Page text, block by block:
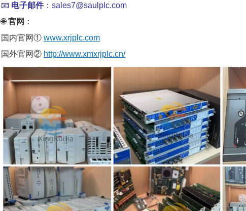
📧 电子邮件：sales7@saulplc.com
🌐官网 ：
国内官网① www.xrjplc.com
国外官网② http://www.xmxrjplc.cn/